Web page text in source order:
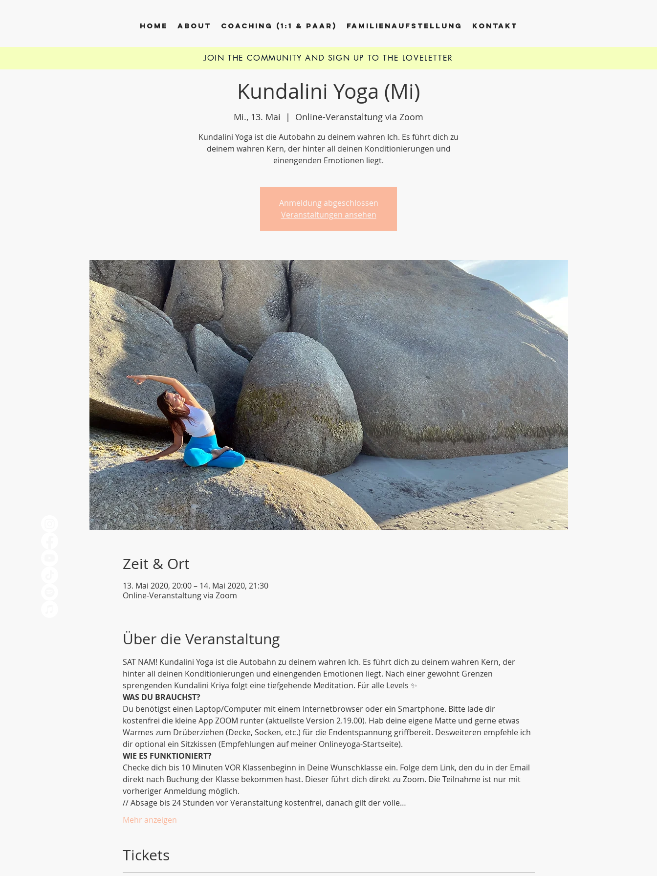
HOME ABOUT COACHING (1:1 & PAAR) FAMILIENAUFSTELLUNG KONTAKT
Kundalini Yoga (Mi)
Mi., 13. Mai
  |
Online-Veranstaltung via Zoom
Kundalini Yoga ist die Autobahn zu deinem wahren Ich. Es führt dich zu
deinem wahren Kern, der hinter all deinen Konditionierungen und
einengenden Emotionen liegt.
Anmeldung abgeschlossen
Veranstaltungen ansehen
Zeit & Ort
13. Mai 2020, 20:00 – 14. Mai 2020, 21:30
Online-Veranstaltung via Zoom
Über die Veranstaltung
SAT NAM! Kundalini Yoga ist die Autobahn zu deinem wahren Ich. Es führt dich zu deinem wahren Kern, der
hinter all deinen Konditionierungen und einengenden Emotionen liegt. Nach einer gewohnt Grenzen
sprengenden Kundalini Kriya folgt eine tiefgehende Meditation. Für alle Levels ✨
WAS DU BRAUCHST?
Du benötigst einen Laptop/Computer mit einem Internetbrowser oder ein Smartphone. Bitte lade dir
kostenfrei die kleine App ZOOM runter (aktuellste Version 2.19.00). Hab deine eigene Matte und gerne etwas
Warmes zum Drüberziehen (Decke, Socken, etc.) für die Endentspannung griffbereit. Desweiteren empfehle ich
dir optional ein Sitzkissen (Empfehlungen auf meiner Onlineyoga-Startseite).
WIE ES FUNKTIONIERT?
Checke dich bis 10 Minuten VOR Klassenbeginn in Deine Wunschklasse ein. Folge dem Link, den du in der Email
direkt nach Buchung der Klasse bekommen hast. Dieser führt dich direkt zu Zoom. Die Teilnahme ist nur mit
vorheriger Anmeldung möglich.
// Absage bis 24 Stunden vor Veranstaltung kostenfrei, danach gilt der volle…
Mehr anzeigen
Tickets
JOIN THE COMMUNITY AND SIGN UP TO THE LOVELETTER